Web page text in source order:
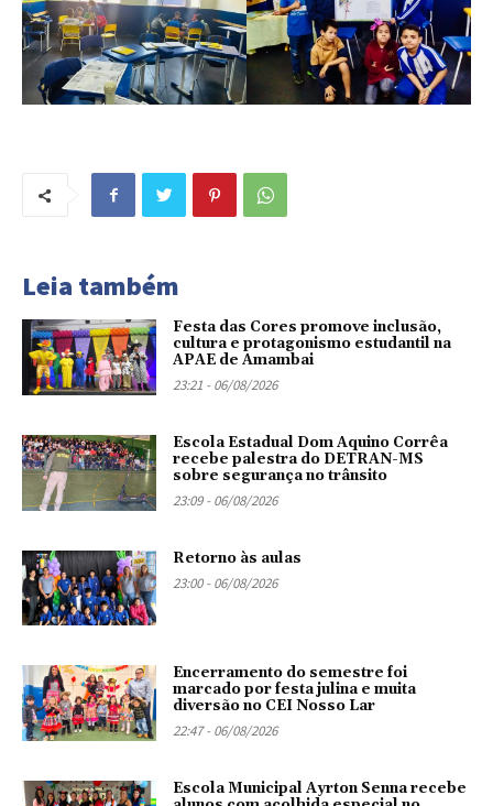
Leia também
Festa das Cores promove inclusão,
cultura e protagonismo estudantil na
APAE de Amambai
23:21 - 06/08/2026
Escola Estadual Dom Aquino Corrêa
recebe palestra do DETRAN-MS
sobre segurança no trânsito
23:09 - 06/08/2026
Retorno às aulas
23:00 - 06/08/2026
Encerramento do semestre foi
marcado por festa julina e muita
diversão no CEI Nosso Lar
22:47 - 06/08/2026
Escola Municipal Ayrton Senna recebe